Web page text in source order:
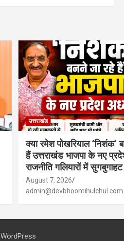
उत्तराखंड
क्या रमेश पोखरियाल ‘निशंक’
हैं उत्तराखंड भाजपा के नए
राजनीति गलियारों में सुगबुगाहट
August 7, 2026
admin@devbhoomihulchul.com
WordPress